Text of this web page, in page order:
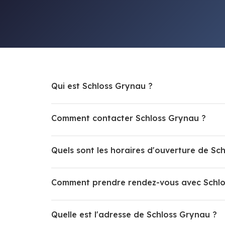
Qui est Schloss Grynau ?
Comment contacter Schloss Grynau ?
Quels sont les horaires d'ouverture de
Comment prendre rendez-vous avec
Quelle est l'adresse de Schloss Grynau ?